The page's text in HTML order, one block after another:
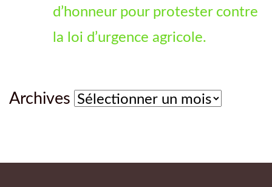
d’honneur pour protester contre
la loi d’urgence agricole.
Archives Archives